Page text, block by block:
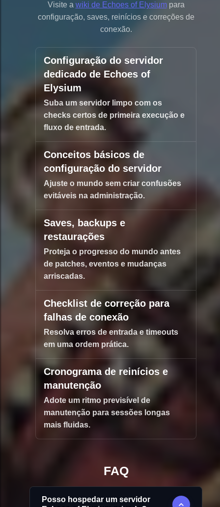
Visite a wiki de Echoes of Elysiumpara
configuração, saves, reinícios e correções de
conexão.
Configuração do servidor
dedicado de Echoes of
Elysium
Suba um servidor limpo com os
checks certos de primeira execução e
fluxo de entrada.
Conceitos básicos de
configuração do servidor
Ajuste o mundo sem criar confusões
evitáveis na administração.
Saves, backups e
restaurações
Proteja o progresso do mundo antes
de patches, eventos e mudanças
arriscadas.
Checklist de correção para
falhas de conexão
Resolva erros de entrada e timeouts
em uma ordem prática.
Cronograma de reinícios e
manutenção
Adote um ritmo previsível de
manutenção para sessões longas
mais fluidas.
FAQ
Posso hospedar um servidor